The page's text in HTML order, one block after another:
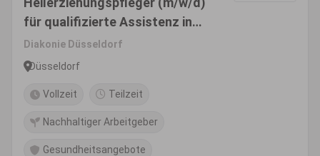
für qualifizierte Assistenz in
der Eingliederungshilfe
Diakonie Düsseldorf
Düsseldorf
Vollzeit Teilzeit
Nachhaltiger Arbeitgeber
Gesundheitsangebote